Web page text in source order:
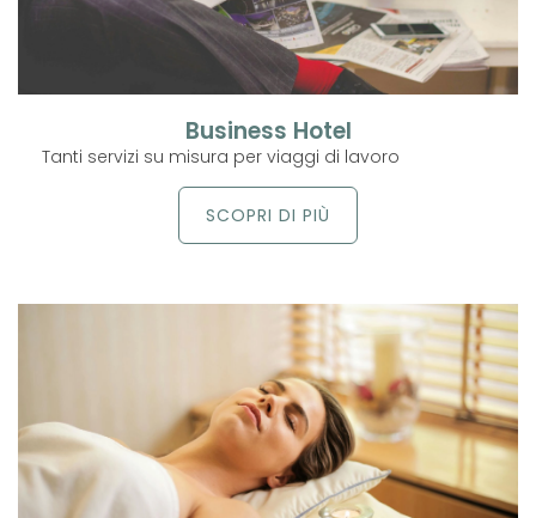
Business Hotel
Tanti servizi su misura per viaggi di lavoro
SCOPRI DI PIÙ